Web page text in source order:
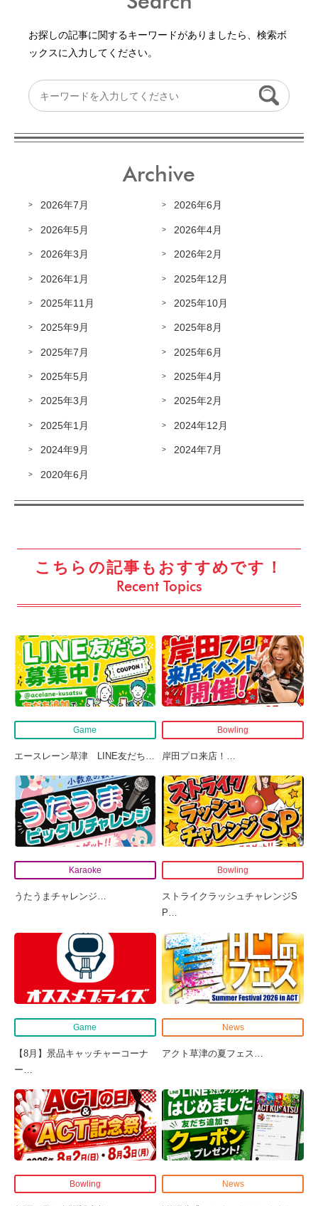
お探しの記事に関するキーワードがありましたら、検索ボ
ックスに入力してください。
Archive
2026年7月 2026年6月
2026年5月 2026年4月
2026年3月 2026年2月
2026年1月 2025年12月
2025年11月 2025年10月
2025年9月 2025年8月
2025年7月 2025年6月
2025年5月 2025年4月
2025年3月 2025年2月
2025年1月 2024年12月
2024年9月 2024年7月
2020年6月
こちらの記事もおすすめです！
Recent Topics
Game
エースレーン草津 LINE友だち…
Bowling
岸田プロ来店！ …
Karaoke
うたうまチャレンジ…
Bowling
ストライクラッシュチャレンジS
P…
Game
【8月】景品キャッチャーコーナ
ー
News
アクト草津の夏フェス
Bowling News